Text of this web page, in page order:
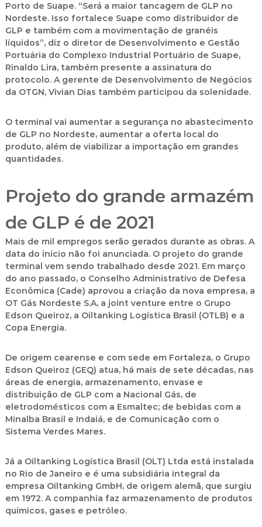
Porto de Suape. “Será a maior tancagem de GLP no
Nordeste. Isso fortalece Suape como distribuidor de
GLP e também com a movimentação de granéis
líquidos”, diz o diretor de Desenvolvimento e Gestão
Portuária do Complexo Industrial Portuário de Suape,
Rinaldo Lira, também presente a assinatura do
protocolo. A gerente de Desenvolvimento de Negócios
da OTGN, Vivian Dias também participou da solenidade.
O terminal vai aumentar a segurança no abastecimento
de GLP no Nordeste, aumentar a oferta local do
produto, além de viabilizar a importação em grandes
quantidades.
Projeto do grande armazém
de GLP é de 2021
Mais de mil empregos serão gerados durante as obras. A
data do início não foi anunciada. O projeto do grande
terminal vem sendo trabalhado desde 2021. Em março
do ano passado, o Conselho Administrativo de Defesa
Econômica (Cade) aprovou a criação da nova empresa, a
OT Gás Nordeste S.A, a joint venture entre o Grupo
Edson Queiroz, a Oiltanking Logística Brasil (OTLB) e a
Copa Energia.
De origem cearense e com sede em Fortaleza, o Grupo
Edson Queiroz (GEQ) atua, há mais de sete décadas, nas
áreas de energia, armazenamento, envase e
distribuição de GLP com a Nacional Gás, de
eletrodomésticos com a Esmaltec; de bebidas com a
Minalba Brasil e Indaiá, e de Comunicação com o
Sistema Verdes Mares.
Já a Oiltanking Logística Brasil (OLT) Ltda está instalada
no Rio de Janeiro e é uma subsidiária integral da
empresa Oiltanking GmbH, de origem alemã, que surgiu
em 1972. A companhia faz armazenamento de produtos
químicos, gases e petróleo.